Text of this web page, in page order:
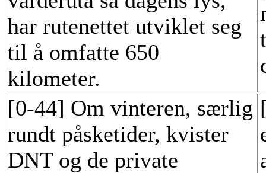
har rutenettet utviklet seg
til å omfatte 650
kilometer.
[0-44] Om vinteren, særlig
rundt påsketider, kvister
DNT og de private